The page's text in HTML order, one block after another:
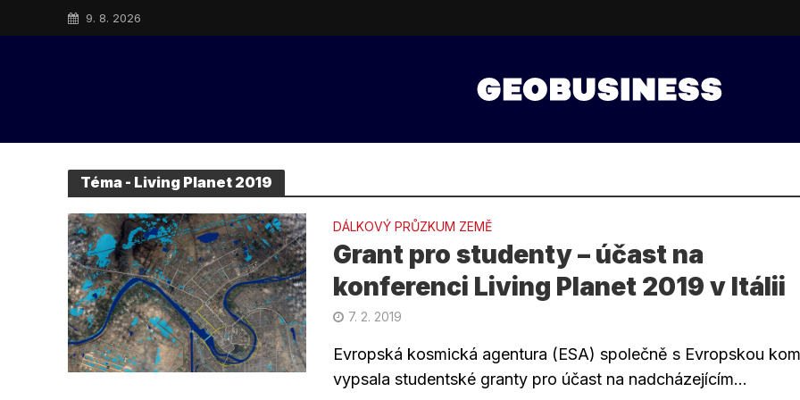
9. 8. 2026
Téma - Living Planet 2019
DÁLKOVÝ PRŮZKUM ZEMĚ
Grant pro studenty – účast na
konferenci Living Planet 2019 v Itálii
7. 2. 2019
Evropská kosmická agentura (ESA) společně s Evropskou
vypsala studentské granty pro účast na nadcházejícím...